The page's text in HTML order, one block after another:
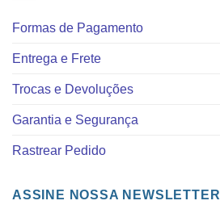
Formas de Pagamento
Entrega e Frete
Trocas e Devoluções
Garantia e Segurança
Rastrear Pedido
ASSINE NOSSA NEWSLETTER